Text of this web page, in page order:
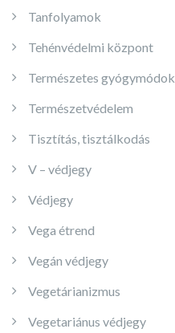
Tanfolyamok
Tehénvédelmi központ
Természetes gyógymódok
Természetvédelem
Tisztítás, tisztálkodás
V – védjegy
Védjegy
Vega étrend
Vegán védjegy
Vegetárianizmus
Vegetariánus védjegy